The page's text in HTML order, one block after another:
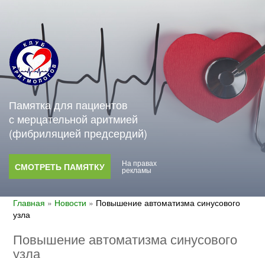
Памятка для пациентов
с мерцательной аритмией
(фибриляцией предсердий)
СМОТРЕТЬ ПАМЯТКУ На правах
рекламы
Главная » Новости » Повышение автоматизма синусового
узла
Повышение автоматизма синусового
узла